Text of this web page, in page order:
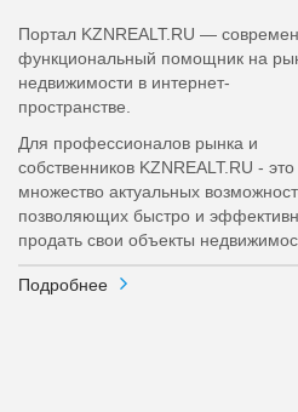
Портал KZNREALT.RU —
функциональный помощник на
недвижимости в интернет-
пространстве.
Для профессионалов рынка и
собственников KZNREALT.RU - это
множество актуальных
позволяющих быстро и
продать свои объекты
Подробнее